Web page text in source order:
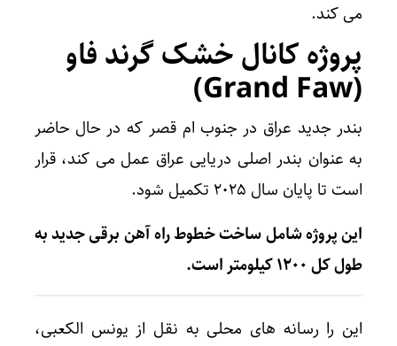
می کند.
پروژه کانال خشک گرند فاو
(Grand Faw)
بندر جدید عراق در جنوب ام قصر که در حال حاضر
به عنوان بندر اصلی دریایی عراق عمل می کند، قرار
است تا پایان سال ۲۰۲۵ تکمیل شود.
این پروژه شامل ساخت خطوط راه آهن برقی جدید به
طول کل ۱۲۰۰ کیلومتر است.
این را رسانه های محلی به نقل از یونس الکعبی،